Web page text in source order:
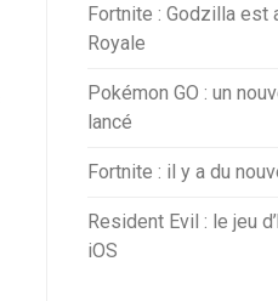
Fortnite : Godzilla est
Royale
Pokémon GO : un
lancé
Fortnite : il y a du
Resident Evil : le jeu
iOS